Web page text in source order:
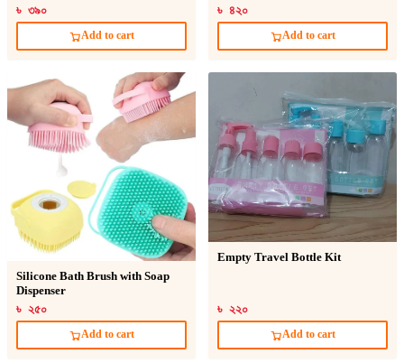
৳ ৩৯০
Add to cart
৳ ৪২০
Add to cart
Silicone Bath Brush with Soap
Dispenser
৳ ২৫০
Add to cart
Empty Travel Bottle Kit
৳ ২২০
Add to cart